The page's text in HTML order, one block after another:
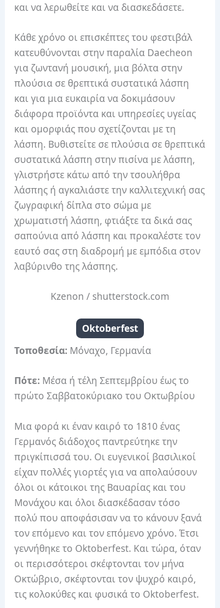
και να λερωθείτε και να διασκεδάσετε.
Κάθε χρόνο οι επισκέπτες του φεστιβάλ
κατευθύνονται στην παραλία Daecheon
για ζωντανή μουσική, μια βόλτα στην
πλούσια σε θρεπτικά συστατικά λάσπη
και για μια ευκαιρία να δοκιμάσουν
διάφορα προϊόντα και υπηρεσίες υγείας
και ομορφιάς που σχετίζονται με τη
λάσπη. Βυθιστείτε σε πλούσια σε θρεπτικά
συστατικά λάσπη στην πισίνα με λάσπη,
γλιστρήστε κάτω από την τσουλήθρα
λάσπης ή αγκαλιάστε την καλλιτεχνική σας
ζωγραφική δίπλα στο σώμα με
χρωματιστή λάσπη, φτιάξτε τα δικά σας
σαπούνια από λάσπη και προκαλέστε τον
εαυτό σας στη διαδρομή με εμπόδια στον
λαβύρινθο της λάσπης.
Kzenon / shutterstock.com
Oktoberfest
Τοποθεσία: Μόναχο, Γερμανία
Πότε: Μέσα ή τέλη Σεπτεμβρίου έως το
πρώτο Σαββατοκύριακο του Οκτωβρίου
Μια φορά κι έναν καιρό το 1810 ένας
Γερμανός διάδοχος παντρεύτηκε την
πριγκίπισσά του. Οι ευγενικοί βασιλικοί
είχαν πολλές γιορτές για να απολαύσουν
όλοι οι κάτοικοι της Βαυαρίας και του
Μονάχου και όλοι διασκέδασαν τόσο
πολύ που αποφάσισαν να το κάνουν ξανά
τον επόμενο και τον επόμενο χρόνο.Έτσι
γεννήθηκε το Oktoberfest. Και τώρα, όταν
οι περισσότεροι σκέφτονται τον μήνα
Οκτώβριο, σκέφτονται τον ψυχρό καιρό,
τις κολοκύθες και φυσικά το Oktoberfest.